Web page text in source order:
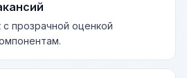
прозрачной оценкой